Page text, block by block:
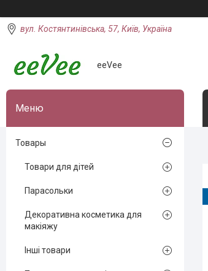
вул. Костянтинівська, 57, Київ, Україна
eeVee
Товары
Товари для дітей
Парасольки
Декоративна косметика для
макіяжу
Інші товари